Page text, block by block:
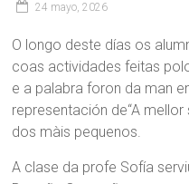
24 mayo, 2026
O longo deste días os
coas actividades feitas
e a palabra foron da man
representación de“A
dos màis pequenos.
A clase da profe Sofía